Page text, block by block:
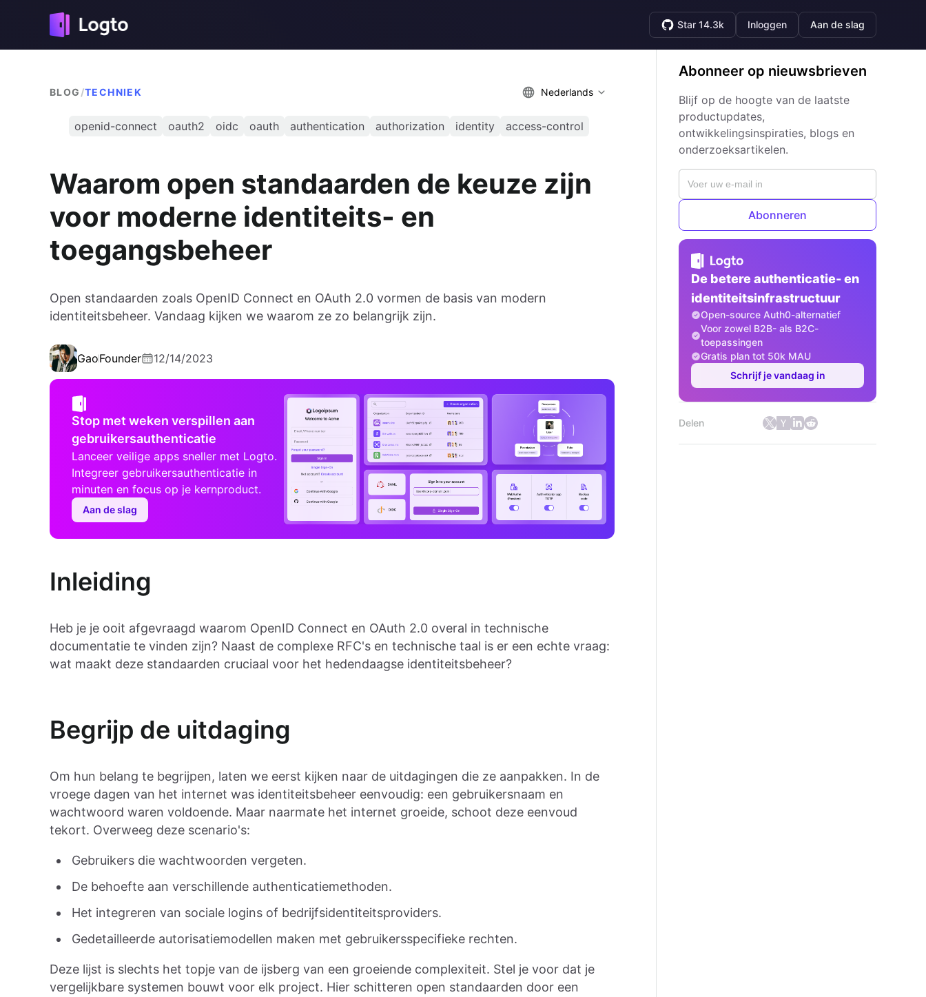
Star 14.3k Inloggen Aan de slag
BLOG /TECHNIEK Nederlands
openid-connect oauth2 oidc oauth authentication authorization identity access-control
Waarom open standaarden de keuze zijn
voor moderne identiteits- en
toegangsbeheer
Open standaarden zoals OpenID Connect en OAuth 2.0 vormen de basis van modern
identiteitsbeheer. Vandaag kijken we waarom ze zo belangrijk zijn.
GaoFounder 12/14/2023
Stop met weken verspillen aan
gebruikersauthenticatie
Lanceer veilige apps sneller met Logto.
Integreer gebruikersauthenticatie in
minuten en focus op je kernproduct.
Aan de slag
Inleiding
Heb je je ooit afgevraagd waarom OpenID Connect en OAuth 2.0 overal in technische
documentatie te vinden zijn? Naast de complexe RFC's en technische taal is er een echte vraag:
wat maakt deze standaarden cruciaal voor het hedendaagse identiteitsbeheer?
Begrijp de uitdaging
Om hun belang te begrijpen, laten we eerst kijken naar de uitdagingen die ze aanpakken. In de
vroege dagen van het internet was identiteitsbeheer eenvoudig: een gebruikersnaam en
wachtwoord waren voldoende. Maar naarmate het internet groeide, schoot deze eenvoud
tekort. Overweeg deze scenario's:
Gebruikers die wachtwoorden vergeten.
De behoefte aan verschillende authenticatiemethoden.
Het integreren van sociale logins of bedrijfsidentiteitsproviders.
Gedetailleerde autorisatiemodellen maken met gebruikersspecifieke rechten.
Deze lijst is slechts het topje van de ijsberg van een groeiende complexiteit. Stel je voor dat je
vergelijkbare systemen bouwt voor elk project. Hier schitteren open standaarden door een
Abonneer op nieuwsbrieven
Blijf op de hoogte van de laatste
productupdates,
ontwikkelingsinspiraties, blogs en
onderzoeksartikelen.
Abonneren
De betere authenticatie- en
identiteitsinfrastructuur
Open-source Auth0-alternatief
Voor zowel B2B- als B2C-
toepassingen
Gratis plan tot 50k MAU
Schrijf je vandaag in
Delen